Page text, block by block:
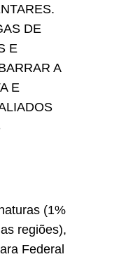
DE
E
A
E
(1%
regiões),
Federal